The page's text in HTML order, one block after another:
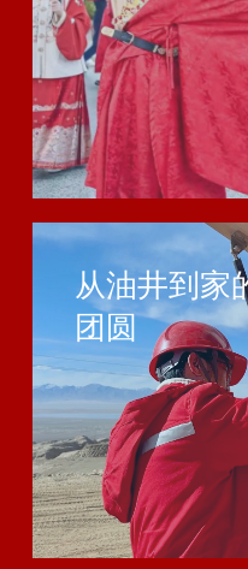
从油井到家
团圆